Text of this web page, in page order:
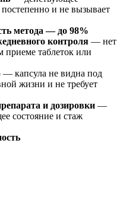
и не вызывает
метода — до 98%
контроля — нет
приеме таблеток или
— капсула не видна под
жизни и не требует
и дозировки —
состояние и стаж